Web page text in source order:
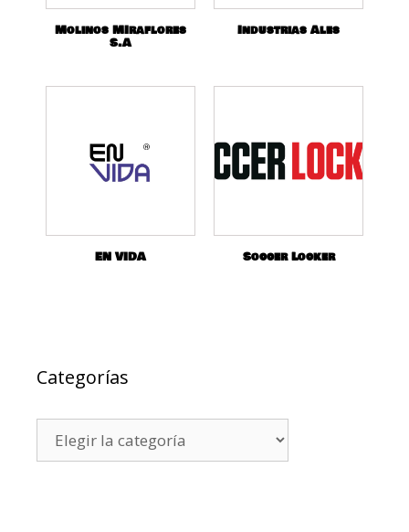
Molinos MIraflores
S.A
Industrias Ales
EN VIDA Soccer Locker
Categorías